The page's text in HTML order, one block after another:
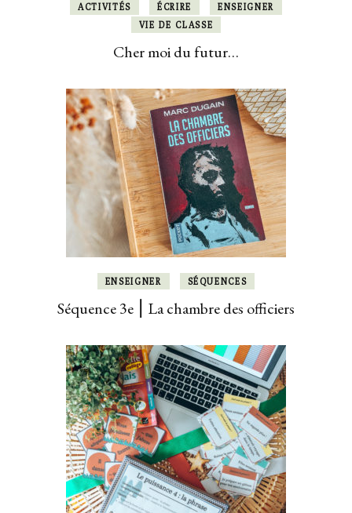
ACTIVITÉS ÉCRIRE
ENSEIGNER
VIE DE CLASSE
Cher moi du futur…
ENSEIGNER SÉQUENCES
Séquence 3e ⎮ La chambre des officiers